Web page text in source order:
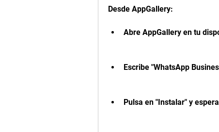
Desde AppGallery:
Abre AppGallery en tu
Escribe "WhatsApp
Pulsa en "Instalar" y